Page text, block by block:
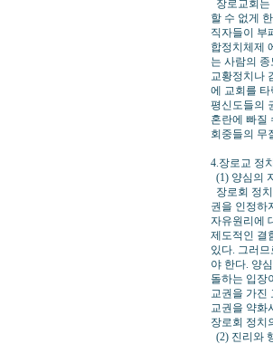
장로교회
할 수 없게
직자들이 부
합정치체제
는 사람의
교황정치나
에 교회를
평신도들의
혼란에 빠질
회중들의 무
4.장로교 정
(1) 양심의
장로회 정
권을 인정하
자유원리에
제도적인 결
있다. 그러
야 한다. 양
돌하는 입장
교권을 가진
교권을 약화
장로회 정치
(2) 진리와